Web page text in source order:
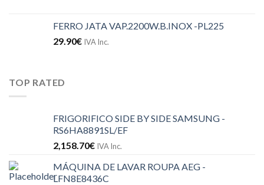
FERRO JATA VAP.2200W.B.INOX -PL225
29.90€ IVA Inc.
TOP RATED
FRIGORIFICO SIDE BY SIDE SAMSUNG -
RS6HA8891SL/EF
2,158.70€ IVA Inc.
MÁQUINA DE LAVAR ROUPA AEG -
LFN8E8436C